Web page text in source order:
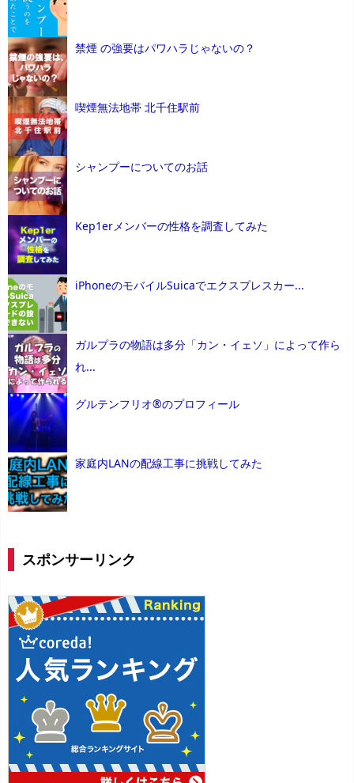
禁煙 の強要はパワハラじゃないの？
喫煙無法地帯 北千住駅前
シャンプーについてのお話
Kep1erメンバーの性格を調査してみた
iPhoneのモバイルSuicaでエクスプレスカー...
ガルプラの物語は多分「カン・イェソ」によって作ら
れ...
グルテンフリオ®のプロフィール
家庭内LANの配線工事に挑戦してみた
スポンサーリンク